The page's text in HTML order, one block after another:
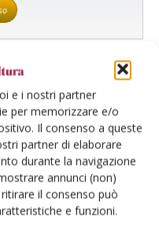
e i nostri partner
per memorizzare e/o
Il consenso a queste
partner di elaborare
durante la navigazione
annunci (non)
il consenso può
e funzioni.
agli agricoltori